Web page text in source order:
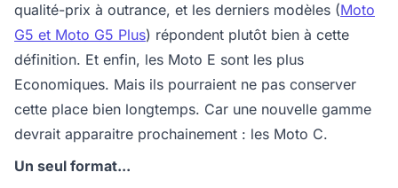
qualité-prix à outrance, et les derniers modèles (Moto
G5 et Moto G5 Plus) répondent plutôt bien à cette
définition. Et enfin, les Moto E sont les plus
Economiques. Mais ils pourraient ne pas conserver
cette place bien longtemps. Car une nouvelle gamme
devrait apparaitre prochainement : les Moto C.
Un seul format...